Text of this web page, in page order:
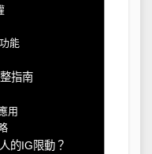
能
指南
用
的IG限動？